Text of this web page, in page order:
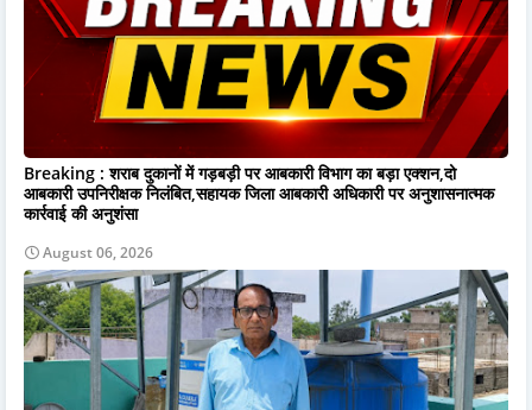
Breaking : शराब दुकानों में गड़बड़ी पर आबकारी विभाग का बड़ा एक्शन,दो
आबकारी उपनिरीक्षक निलंबित,सहायक जिला आबकारी अधिकारी पर अनुशासनात्मक
कार्रवाई की अनुशंसा
August 06, 2026